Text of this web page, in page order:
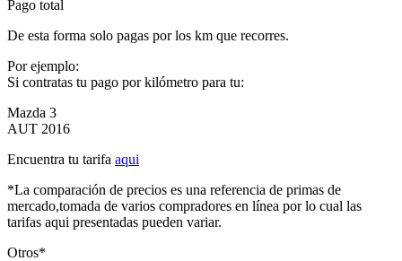
Pago total
De esta forma solo pagas por los km que recorres.
Por ejemplo:
Si contratas tu pago por kilómetro para tu:
Mazda 3
AUT 2016
Encuentra tu tarifa aqui
*La comparación de precios es una referencia de primas de
mercado,tomada de varios compradores en línea por lo cual las
tarifas aqui presentadas pueden variar.
Otros*